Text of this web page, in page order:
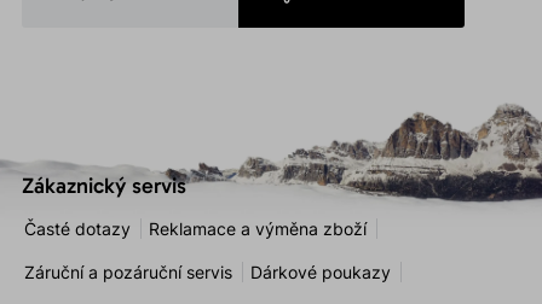
Zákaznický servis
Časté dotazy Reklamace a výměna zboží
Záruční a pozáruční servis Dárkové poukazy